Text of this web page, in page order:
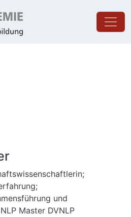
und
Master DVNLP